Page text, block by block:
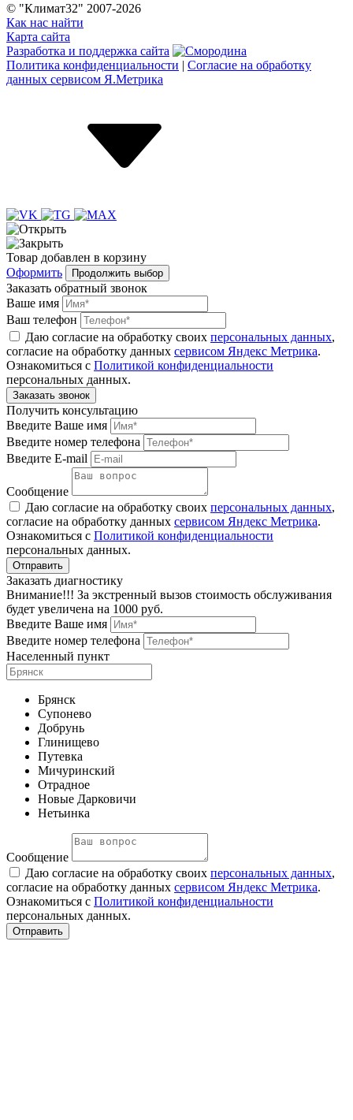
© "Климат32" 2007-2026
Как нас найти
Карта сайта
Разработка и поддержка сайта
Политика конфиденциальности | Согласие на обработку
данных сервисом Я.Метрика
Товар добавлен в корзину
Оформить
Продолжить выбор
Заказать обратный звонок
Ваше имя
Ваш телефон
Даю согласие на обработку своих персональных данных,
согласие на обработку данных сервисом Яндекс Метрика.
Ознакомиться с Политикой конфиденциальности
персональных данных.
Получить консультацию
Введите Ваше имя
Введите номер телефона
Введите E-mail
Сообщение
Даю согласие на обработку своих персональных данных,
согласие на обработку данных сервисом Яндекс Метрика.
Ознакомиться с Политикой конфиденциальности
персональных данных.
Заказать диагностику
Внимание!!! За экстренный вызов стоимость обслуживания
будет увеличена на 1000 руб.
Введите Ваше имя
Введите номер телефона
Населенный пункт
Брянск
Супонево
Добрунь
Глинищево
Путевка
Мичуринский
Отрадное
Новые Дарковичи
Нетьинка
Сообщение
Даю согласие на обработку своих персональных данных,
согласие на обработку данных сервисом Яндекс Метрика.
Ознакомиться с Политикой конфиденциальности
персональных данных.